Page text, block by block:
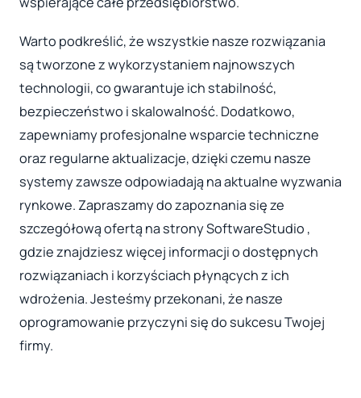
Warto podkreślić, że wszystkie nasze rozwiązania
są tworzone z wykorzystaniem najnowszych
technologii, co gwarantuje ich stabilność,
bezpieczeństwo i skalowalność. Dodatkowo,
zapewniamy profesjonalne wsparcie techniczne
oraz regularne aktualizacje, dzięki czemu nasze
systemy zawsze odpowiadają na aktualne wyzwania
rynkowe. Zapraszamy do zapoznania się ze
szczegółową ofertą na strony SoftwareStudio ,
gdzie znajdziesz więcej informacji o dostępnych
rozwiązaniach i korzyściach płynących z ich
wdrożenia. Jesteśmy przekonani, że nasze
oprogramowanie przyczyni się do sukcesu Twojej
firmy.